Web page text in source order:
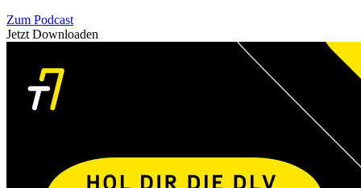
Zum Podcast
Jetzt Downloaden